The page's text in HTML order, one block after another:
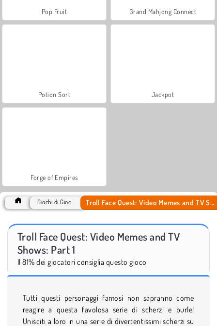
Pop Fruit Grand Mahjong Connect
Potion Sort Jackpot
Forge of Empires
Troll Face Quest: Video Memes and TV
Shows: Part 1
Il 81% dei giocatori consiglia questo gioco
Tutti questi personaggi famosi non sapranno come
reagire a questa favolosa serie di scherzi e burle!
Unisciti a loro in una serie di divertentissimi scherzi su